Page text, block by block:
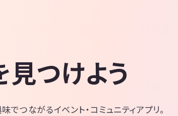
見つけよう
でつながるイベント・コミュニティアプリ。